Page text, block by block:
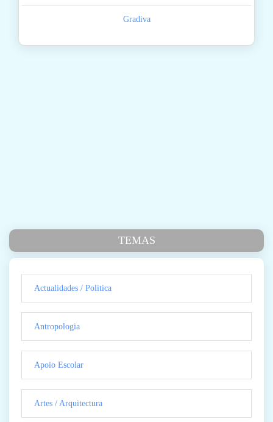
Gradiva
TEMAS
Actualidades / Politica
Antropologia
Apoio Escolar
Artes / Arquitectura